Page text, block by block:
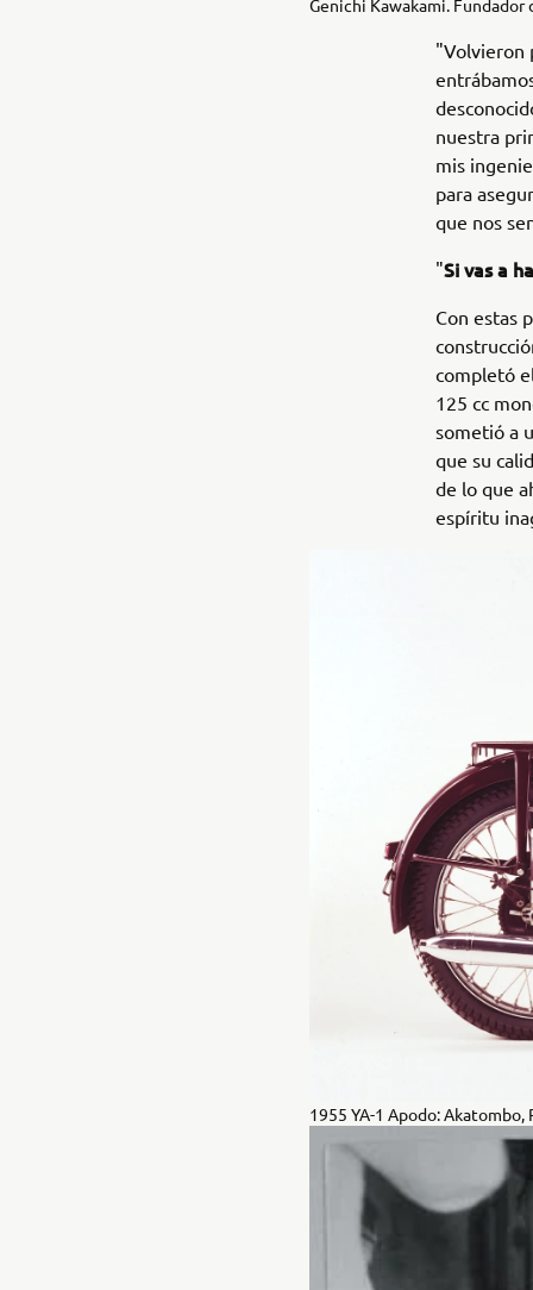
Genichi Kawakami. Fundador
"Volvieron
nuestra
mis
para
que nos
"Si vas a
Con estas
completó
125 cc
sometió a
que su
de lo que
espíritu
1955 YA-1 Apodo: Akatombo,